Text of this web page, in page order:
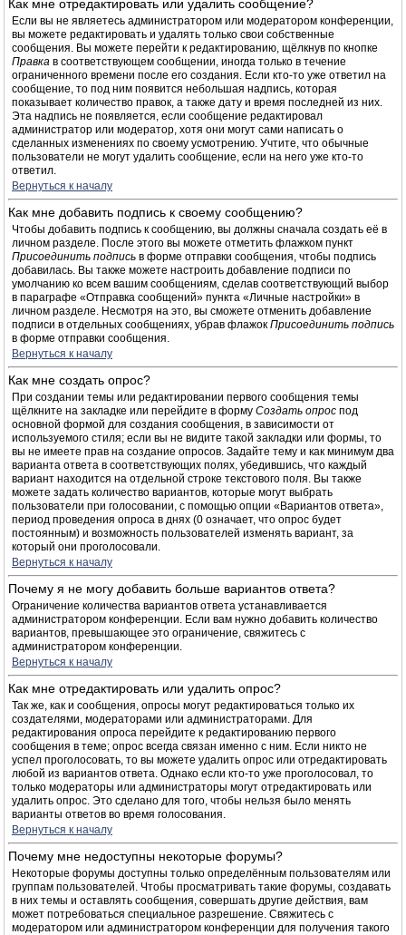
Как мне отредактировать или удалить сообщение?
Если вы не являетесь администратором или модератором конференции,
вы можете редактировать и удалять только свои собственные
сообщения. Вы можете перейти к редактированию, щёлкнув по кнопке
Правка в соответствующем сообщении, иногда только в течение
ограниченного времени после его создания. Если кто-то уже ответил на
сообщение, то под ним появится небольшая надпись, которая
показывает количество правок, а также дату и время последней из них.
Эта надпись не появляется, если сообщение редактировал
администратор или модератор, хотя они могут сами написать о
сделанных изменениях по своему усмотрению. Учтите, что обычные
пользователи не могут удалить сообщение, если на него уже кто-то
ответил.
Вернуться к началу
Как мне добавить подпись к своему сообщению?
Чтобы добавить подпись к сообщению, вы должны сначала создать её в
личном разделе. После этого вы можете отметить флажком пункт
Присоединить подпись в форме отправки сообщения, чтобы подпись
добавилась. Вы также можете настроить добавление подписи по
умолчанию ко всем вашим сообщениям, сделав соответствующий выбор
в параграфе «Отправка сообщений» пункта «Личные настройки» в
личном разделе. Несмотря на это, вы сможете отменить добавление
подписи в отдельных сообщениях, убрав флажок Присоединить подпись
в форме отправки сообщения.
Вернуться к началу
Как мне создать опрос?
При создании темы или редактировании первого сообщения темы
щёлкните на закладке или перейдите в форму Создать опрос под
основной формой для создания сообщения, в зависимости от
используемого стиля; если вы не видите такой закладки или формы, то
вы не имеете прав на создание опросов. Задайте тему и как минимум два
варианта ответа в соответствующих полях, убедившись, что каждый
вариант находится на отдельной строке текстового поля. Вы также
можете задать количество вариантов, которые могут выбрать
пользователи при голосовании, с помощью опции «Вариантов ответа»,
период проведения опроса в днях (0 означает, что опрос будет
постоянным) и возможность пользователей изменять вариант, за
который они проголосовали.
Вернуться к началу
Почему я не могу добавить больше вариантов ответа?
Ограничение количества вариантов ответа устанавливается
администратором конференции. Если вам нужно добавить количество
вариантов, превышающее это ограничение, свяжитесь с
администратором конференции.
Вернуться к началу
Как мне отредактировать или удалить опрос?
Так же, как и сообщения, опросы могут редактироваться только их
создателями, модераторами или администраторами. Для
редактирования опроса перейдите к редактированию первого
сообщения в теме; опрос всегда связан именно с ним. Если никто не
успел проголосовать, то вы можете удалить опрос или отредактировать
любой из вариантов ответа. Однако если кто-то уже проголосовал, то
только модераторы или администраторы могут отредактировать или
удалить опрос. Это сделано для того, чтобы нельзя было менять
варианты ответов во время голосования.
Вернуться к началу
Почему мне недоступны некоторые форумы?
Некоторые форумы доступны только определённым пользователям или
группам пользователей. Чтобы просматривать такие форумы, создавать
в них темы и оставлять сообщения, совершать другие действия, вам
может потребоваться специальное разрешение. Свяжитесь с
модератором или администратором конференции для получения такого